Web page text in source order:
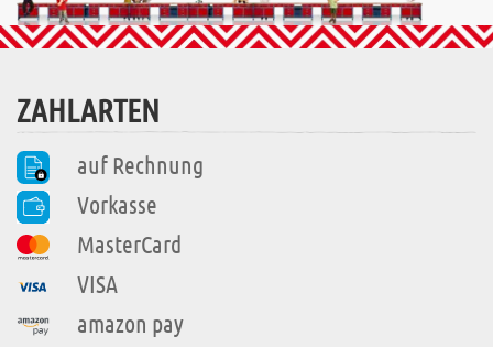
ZAHLARTEN
auf Rechnung
Vorkasse
MasterCard
VISA
amazon pay